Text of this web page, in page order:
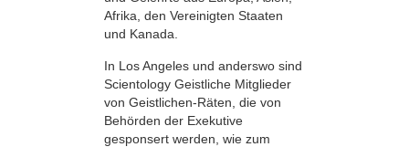
Afrika, den Vereinigten Staaten
und Kanada.
In Los Angeles und anderswo sind
Scientology Geistliche Mitglieder
von Geistlichen-Räten, die von
Behörden der Exekutive
gesponsert werden, wie zum